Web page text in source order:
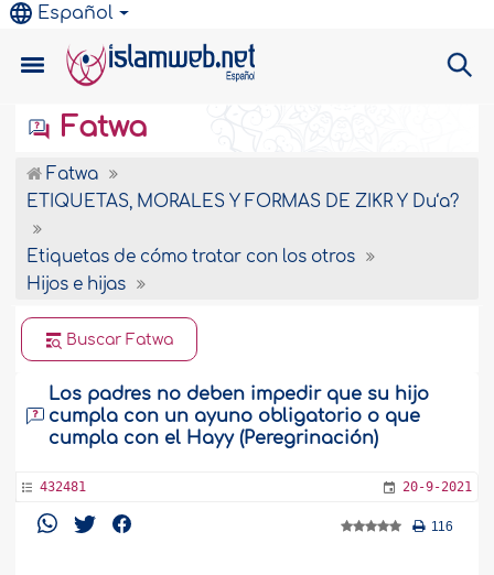
Español
Fatwa
Fatwa
ETIQUETAS, MORALES Y FORMAS DE ZIKR Y Du‘a?
Etiquetas de cómo tratar con los otros
Hijos e hijas
Buscar Fatwa
Los padres no deben impedir que su hijo
cumpla con un ayuno obligatorio o que
cumpla con el Hayy (Peregrinación)
432481 20-9-2021
116